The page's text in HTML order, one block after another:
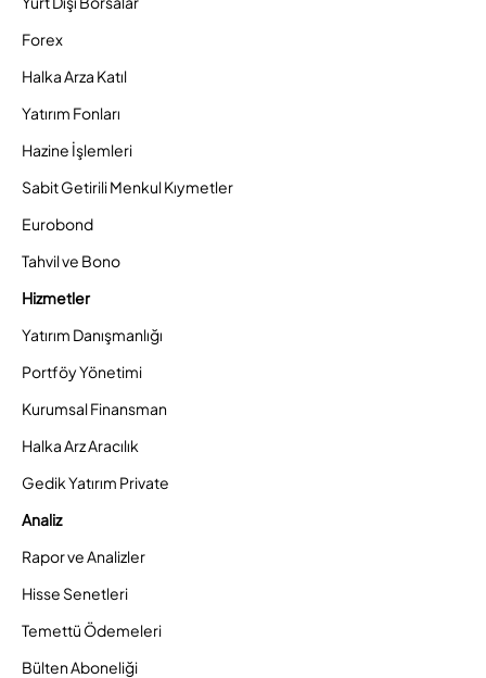
Forex
Halka Arza Katıl
Yatırım Fonları
Hazine İşlemleri
Sabit Getirili Menkul Kıymetler
Eurobond
Tahvil ve Bono
Hizmetler
Yatırım Danışmanlığı
Portföy Yönetimi
Kurumsal Finansman
Halka Arz Aracılık
Gedik Yatırım Private
Analiz
Rapor ve Analizler
Hisse Senetleri
Temettü Ödemeleri
Bülten Aboneliği